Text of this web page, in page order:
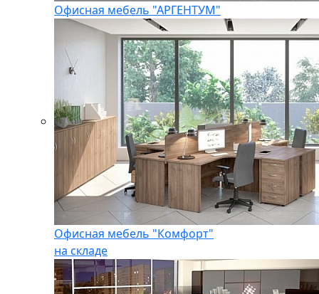
Офисная мебель "АРГЕНТУМ"
Офисная мебель "Комфорт"
на складе